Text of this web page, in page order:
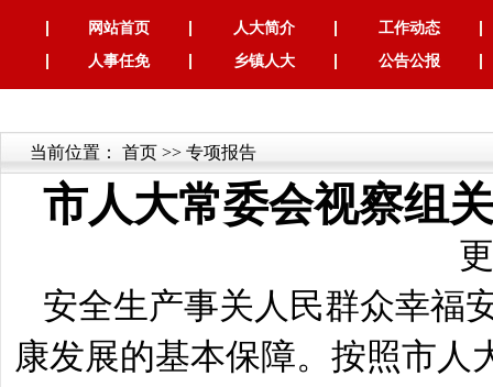
网站首页 人大简介
工作动态
人事任免
乡镇人大 公告公报
当前位置： 首页 >> 专项报告
市人大常委会视察组
安全生产事关人民群众幸福
康发展的基本保障。按照市人